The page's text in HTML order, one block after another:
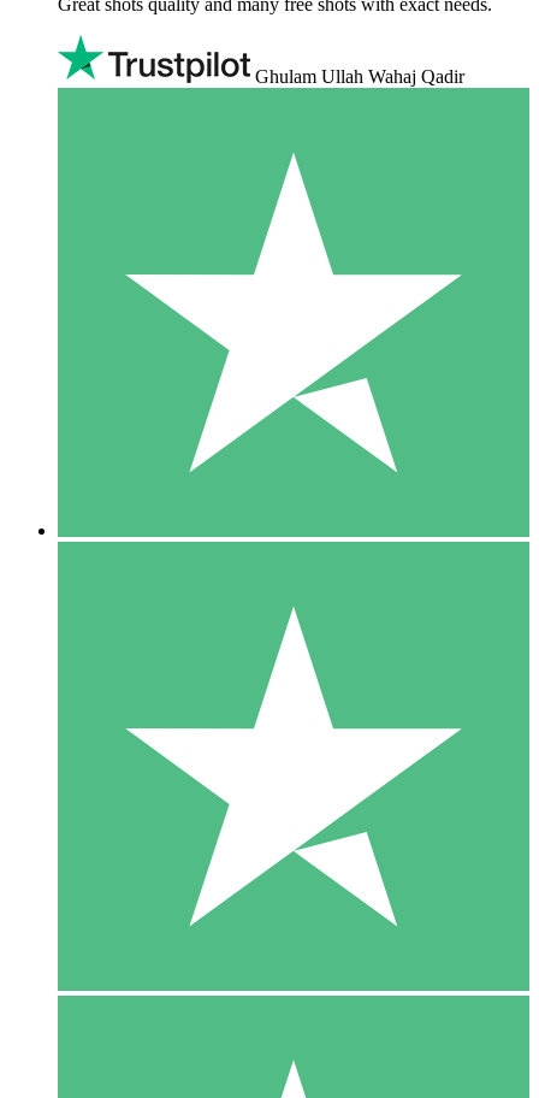
Great shots quality and many free shots with exact needs.
Ghulam Ullah Wahaj Qadir